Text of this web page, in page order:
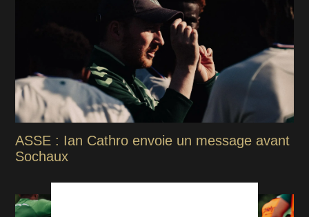
ASSE : Ian Cathro envoie un message avant
Sochaux